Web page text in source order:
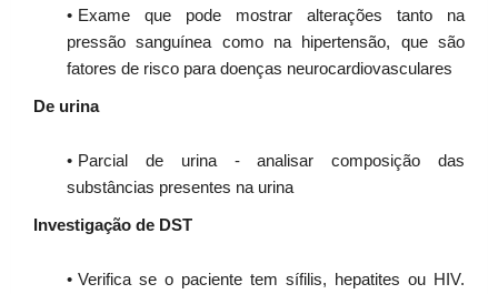
Exame que pode mostrar alterações tanto na
pressão sanguínea como na hipertensão, que são
fatores de risco para doenças neurocardiovasculares
De urina
Parcial de urina - analisar composição das
substâncias presentes na urina
Investigação de DST
Verifica se o paciente tem sífilis, hepatites ou HIV.